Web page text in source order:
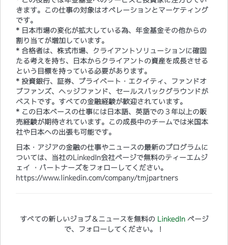
きます。この仕事の対象はオペレーションとマーケティング
です。
* 日本市場の変化が拡大している為、年金基金その他からの
割り当てが増加しています。
* 合格者は、株式市場、クライアントソリューションに確固
たる考えを持ち、日本からクライアントの資産を成長させる
という目標を持っている必要があります。
* 投資銀行、証券、プライベート・エクイティ、ファンドオ
ブファンズ、ヘッジファンド、セールスバックグラウンドが
ベストです。すべての金融経験が歓迎されています。
​* この日本ベースの仕事には日本語、英語での３年以上の販
売経験が期待されています。この成長中のチームでは米国本
社や日本への出張も可能です。
日本・アジアの金融の仕事やニュースの最新のプログラムに
ついては、当社のLinkedIn会社ページで無料のティーエムジ
ェイ ・パートナーズをフォローしてください。
https://www.linkedin.com/company/tmjpartners
すべての新しいジョブ＆ニュースを無料の LinkedInページ
で、フォローしてください。！